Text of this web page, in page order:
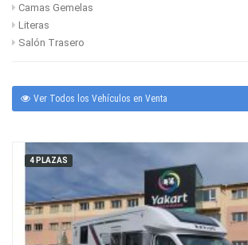
Camas Gemelas
Literas
Salón Trasero
Ver Todos los Vehículos en Venta
4 PLAZAS